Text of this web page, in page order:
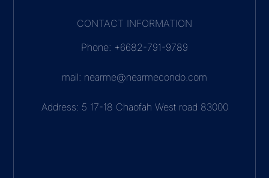
CONTACT INFORMATION
Phone: +6682-791-9789
mail: nearme@nearmecondo.com
Address: 5 17-18 Chaofah West road 83000